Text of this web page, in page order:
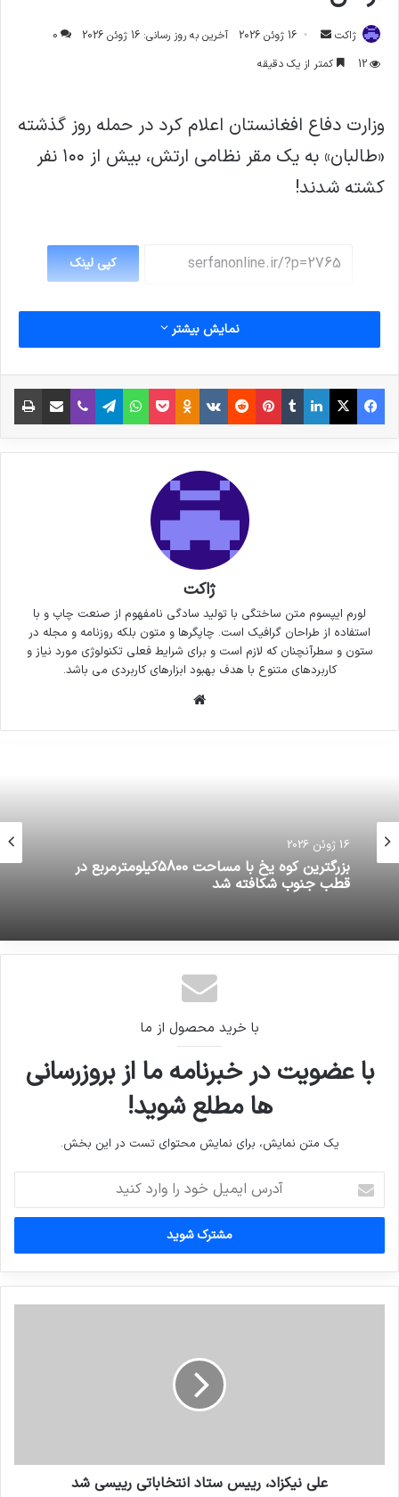
ژاکت
ارسال
ایمیل
16 ژوئن 2026 آخرین به روز رسانی: 16 ژوئن 2026
0
12
کمتر از یک دقیقه
وزارت دفاع افغانستان اعلام کرد در حمله روز گذشته
«طالبان» به یک مقر نظامی ارتش، بیش از ۱۰۰ نفر
کشته شدند!
کپی لینک
نمایش بیشتر
فیس بوک X لینکدین
‫تامبلر‫پین‌ترست
‫رددیت‫VKontakte
‫Odnoklassniki
پاکتواتس آپ تلگراموایبر اشتراک گذاری از طریق ایمیل
ژاکت
لورم ایپسوم متن ساختگی با تولید سادگی نامفهوم از صنعت چاپ و با
استفاده از طراحان گرافیک است. چاپگرها و متون بلکه روزنامه و مجله در
ستون و سطرآنچنان که لازم است و برای شرایط فعلی تکنولوژی مورد نیاز و
کاربردهای متنوع با هدف بهبود ابزارهای کاربردی می باشد.
16 ژوئن 2026
بزرگترین کوه یخ با مساحت 5800کیلومترمربع در
قطب جنوب شکافته شد
با خرید محصول از ما
با عضویت در خبرنامه ما از بروزرسانی
ها مطلع شوید!
یک متن نمایش، برای نمایش محتوای تست در این بخش.
ایمیل
خود
وارد
کنید
علی نیکزاد، رییس ستاد انتخاباتی رییسی شد